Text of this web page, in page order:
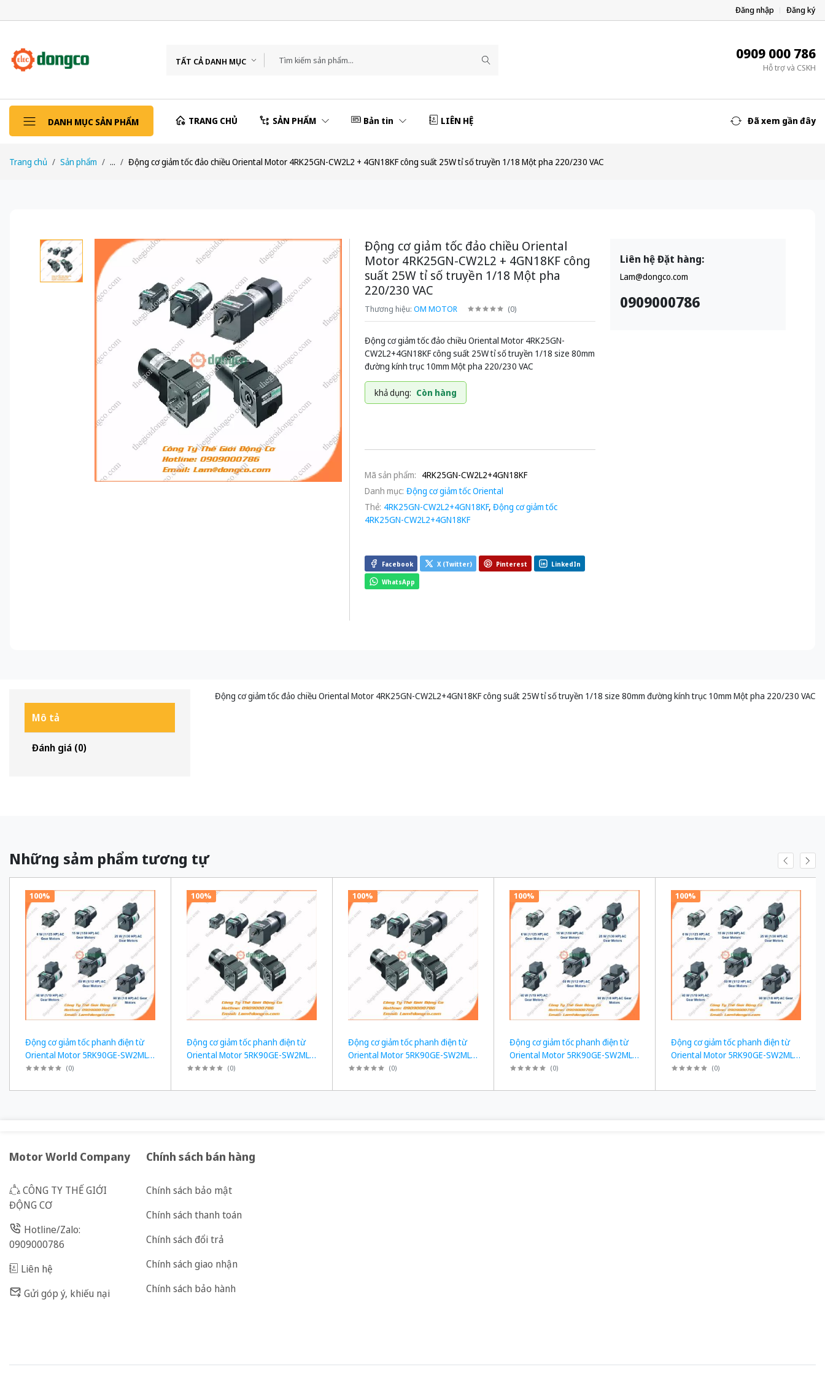
Đăng nhập Đăng ký
TẤT CẢ DANH MỤC 0909 000 786
Hỗ trợ và CSKH
DANH MỤC SẢN PHẨM TRANG CHỦ SẢN PHẨM Bản tin LIÊN HỆ Đã xem gần đây
Trang chủ Sản phẩm ... Động cơ giảm tốc đảo chiều Oriental Motor 4RK25GN-CW2L2 + 4GN18KF công suất 25W tỉ số truyền 1/18 Một pha 220/230 VAC
Động cơ giảm tốc đảo chiều Oriental
Motor 4RK25GN-CW2L2 + 4GN18KF công
suất 25W tỉ số truyền 1/18 Một pha
220/230 VAC
Thương hiệu: OM MOTOR (0)
Động cơ giảm tốc đảo chiều Oriental Motor 4RK25GN-
CW2L2+4GN18KF công suất 25W tỉ số truyền 1/18 size 80mm
đường kính trục 10mm Một pha 220/230 VAC
khả dụng: Còn hàng
Mã sản phẩm: 4RK25GN-CW2L2+4GN18KF
Danh mục: Động cơ giảm tốc Oriental
Thẻ: 4RK25GN-CW2L2+4GN18KF, Động cơ giảm tốc
4RK25GN-CW2L2+4GN18KF
Facebook X (Twitter) Pinterest LinkedIn
WhatsApp
Liên hệ Đặt hàng:
Lam@dongco.com
0909000786
Mô tả
Đánh giá (0)
Động cơ giảm tốc đảo chiều Oriental Motor 4RK25GN-CW2L2+4GN18KF công suất 25W tỉ số truyền 1/18 size 80mm đường kính trục 10mm Một pha 220/230 VAC
Những sảm phẩm tương tự
100%
Động cơ giảm tốc phanh điện từ
Oriental Motor 5RK90GE-SW2ML +
5GE150KF công suất 60W tỉ số
(0)
100%
Động cơ giảm tốc phanh điện từ
Oriental Motor 5RK90GE-SW2ML +
5GE180KF công suất 60W tỉ số
(0)
100%
Động cơ giảm tốc phanh điện từ
Oriental Motor 5RK90GE-SW2ML +
5GE120KF công suất 60W tỉ số
(0)
100%
Động cơ giảm tốc phanh điện từ
Oriental Motor 5RK90GE-SW2ML +
5GE100KF công suất 60W tỉ số
(0)
100%
Động cơ giảm tốc phanh điện từ
Oriental Motor 5RK90GE-SW2ML +
5GE75KF công suất 60W tỉ số
(0)
Motor World Company
CÔNG TY THẾ GIỚI
ĐỘNG CƠ
Hotline/Zalo:
0909000786
Liên hệ
Gửi góp ý, khiếu nại
Chính sách bán hàng
Chính sách bảo mật
Chính sách thanh toán
Chính sách đổi trả
Chính sách giao nhận
Chính sách bảo hành